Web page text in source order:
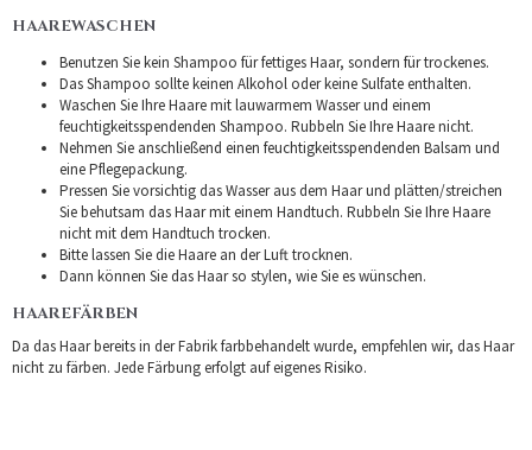
HAAREWASCHEN
Benutzen Sie kein Shampoo für fettiges Haar, sondern für trockenes.
Das Shampoo sollte keinen Alkohol oder keine Sulfate enthalten.
Waschen Sie Ihre Haare mit lauwarmem Wasser und einem
feuchtigkeitsspendenden Shampoo. Rubbeln Sie Ihre Haare nicht.
Nehmen Sie anschließend einen feuchtigkeitsspendenden Balsam und
eine Pflegepackung.
Pressen Sie vorsichtig das Wasser aus dem Haar und plätten/streichen
Sie behutsam das Haar mit einem Handtuch. Rubbeln Sie Ihre Haare
nicht mit dem Handtuch trocken.
Bitte lassen Sie die Haare an der Luft trocknen.
Dann können Sie das Haar so stylen, wie Sie es wünschen.
HAAREFÄRBEN
Da das Haar bereits in der Fabrik farbbehandelt wurde, empfehlen wir, das Haar
nicht zu färben. Jede Färbung erfolgt auf eigenes Risiko.